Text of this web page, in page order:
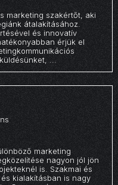
marketing szakértőt, aki
átalakításához.
és innovatív
érjük el
...
marketing
nagyon jól jön
is. Szakmai és
kialakításban is nagy